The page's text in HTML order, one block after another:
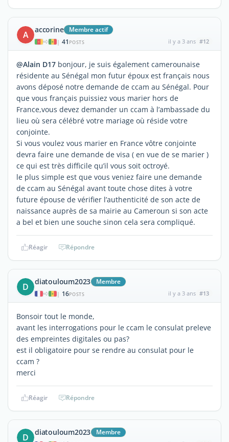
A accorine Membre actif
| 41 POSTS il y a 3 ans #12
@Alain D17 bonjour, je suis également camerounaise
résidente au Sénégal mon futur époux est français nous
avons déposé notre demande de ccam au Sénégal. Pour
que vous français puissiez vous marier hors de
France,vous devez demander un ccam à l’ambassade du
lieu où sera célébré votre mariage où réside votre
conjointe.
Si vous voulez vous marier en France vôtre conjointe
devra faire une demande de visa ( en vue de se marier )
ce qui est très difficile qu’il vous soit octroyé.
le plus simple est que vous veniez faire une demande
de ccam au Sénégal avant toute chose dites à votre
future épouse de vérifier l’authenticité de son acte de
naissance auprès de sa mairie au Cameroun si son acte
a bel et bien une souche sinon cela sera compliqué.
Réagir Répondre
D diatouloum2023 Membre
| 16POSTS il y a 3 ans #13
Bonsoir tout le monde,
avant les interrogations pour le ccam le consulat preleve
des empreintes digitales ou pas?
est il obligatoire pour se rendre au consulat pour le
ccam ?
merci
Réagir Répondre
D diatouloum2023 Membre